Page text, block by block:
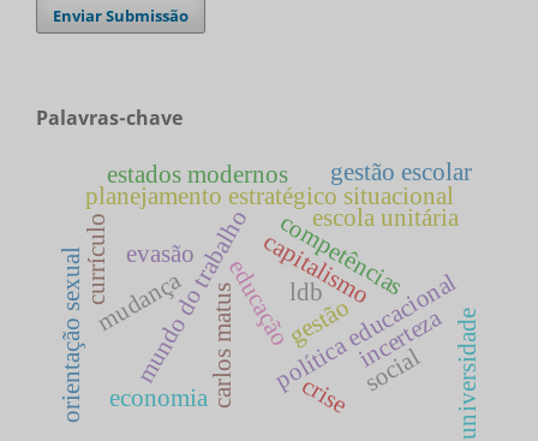
Enviar Submissão
Palavras-chave
competências
educação
mundo do trabalhopolítica educacional
planejamento estratégico situacional
carlos matus gestãoincerteza
crise
mudança
estados modernos
economia
capitalismo
social
escola unitária
ldb
currículo
gestão escolar
orientação sexual evasão
universidade